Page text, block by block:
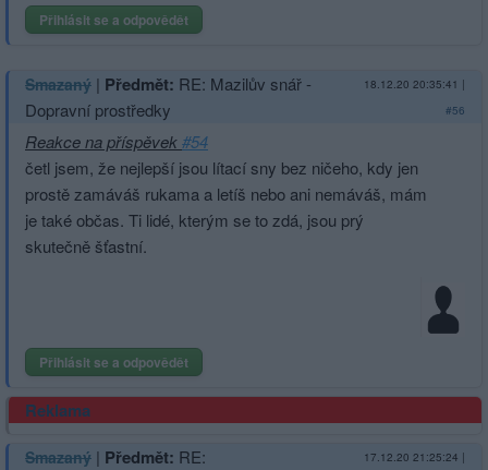
Přihlásit se a odpovědět
Smazaný | Předmět: RE: Mazilův snář -
Dopravní prostředky
18.12.20 20:35:41 |
#56
Reakce na příspěvek#54
četl jsem, že nejlepší jsou lítací sny bez ničeho, kdy jen
prostě zamáváš rukama a letíš nebo ani nemáváš, mám
je také občas. Ti lidé, kterým se to zdá, jsou prý
skutečně šťastní.
Přihlásit se a odpovědět
Reklama
Smazaný | Předmět: RE: 17.12.20 21:25:24 |